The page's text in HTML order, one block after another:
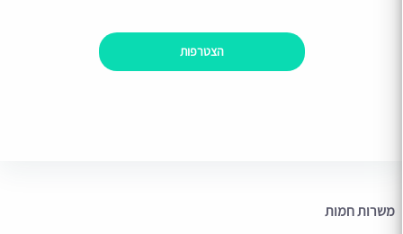
הצטרפות
משרות חמות